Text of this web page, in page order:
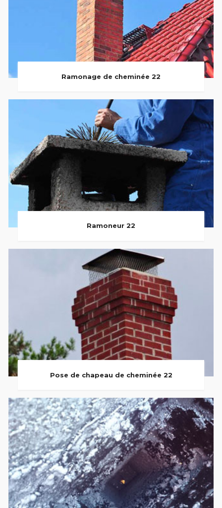
Ramonage de cheminée 22
Ramoneur 22
Pose de chapeau de cheminée 22